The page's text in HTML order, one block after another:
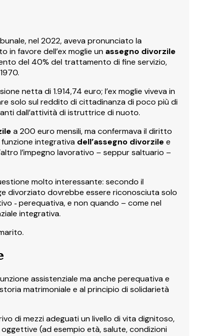
nel 2022, aveva pronunciato la
in favore dell’ex moglie un assegno divorzile
del 40% del trattamento di fine servizio,
netta di 1.914,74 euro; l’ex moglie viveva in
solo sul reddito di cittadinanza di poco più di
dall’attività di istruttrice di nuoto.
a 200 euro mensili, ma confermava il diritto
integrativa dell’assegno divorzile e
l’impegno lavorativo – seppur saltuario –
molto interessante: secondo il
divorziato dovrebbe essere riconosciuta solo
‑ perequativa, e non quando – come nel
integrativa.
assistenziale ma anche perequativa e
matrimoniale e al principio di solidarietà
di mezzi adeguati un livello di vita dignitoso,
(ad esempio età, salute, condizioni